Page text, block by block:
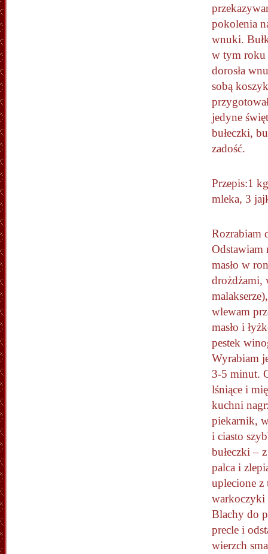
pokolenia
wnuki.
w tym roku
dorosła
sobą
jedyne
bułeczki,
zadość.
Przepis:1
mleka, 3
Rozrabiam
Odstawiam
masło w
drożdżami,
wlewam
masło i
pestek
Wyrabiam
3-5 minut.
lśniące i
kuchni
piekarnik,
i ciasto
bułeczki –
palca i
uplecione z
warkoczyki
Blachy do
precle i
wierzch